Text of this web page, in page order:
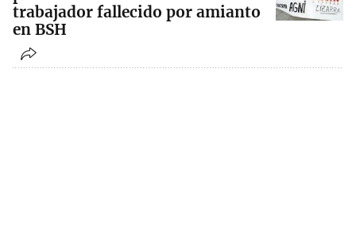
trabajador fallecido por amianto
en BSH